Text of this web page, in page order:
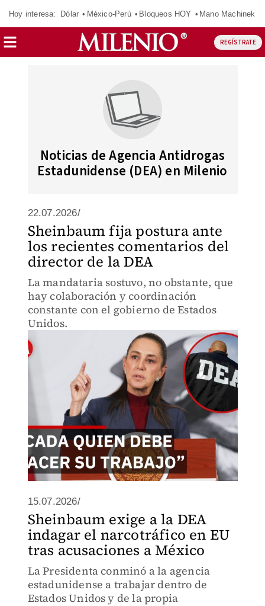
Hoy interesa: Dólar México-Perú Bloqueos HOY Mano Machinek
REGÍSTRATE
Noticias de Agencia Antidrogas
Estadunidense (DEA) en Milenio
22.07.2026/
Sheinbaum fija postura ante
los recientes comentarios del
director de la DEA
La mandataria sostuvo, no obstante, que
hay colaboración y coordinación
constante con el gobierno de Estados
Unidos.
15.07.2026/
Sheinbaum exige a la DEA
indagar el narcotráfico en EU
tras acusaciones a México
La Presidenta conminó a la agencia
estadunidense a trabajar dentro de
Estados Unidos y de la propia